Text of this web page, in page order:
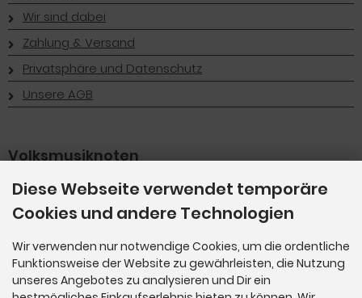
Wir sind dabei
Zahlung & Versand
Privatsphäre und Datenschutz
Unsere AGB
Volksmusiknoten
dk Mediendienstleistungen
Dieter Kuttenberger
D-82110 Germering
info@volksmusiknoten.de
Diese Webseite verwendet temporäre
Cookies und andere Technologien
Wir verwenden nur notwendige Cookies, um die ordentliche
Funktionsweise der Website zu gewährleisten, die Nutzung
unseres Angebotes zu analysieren und Dir ein